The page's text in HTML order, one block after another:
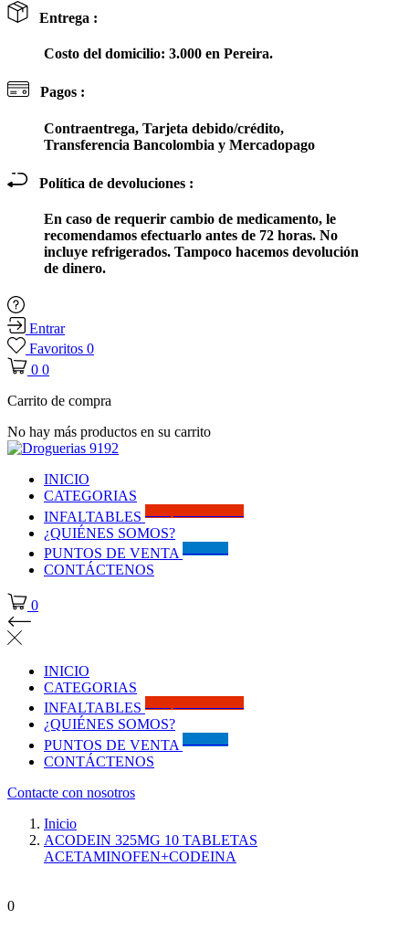
Entrega :
Costo del domicilio: 3.000 en Pereira.
Pagos :
Contraentrega, Tarjeta debido/crédito,
Transferencia Bancolombia y Mercadopago
Política de devoluciones :
En caso de requerir cambio de medicamento, le
recomendamos efectuarlo antes de 72 horas. No
incluye refrigerados. Tampoco hacemos devolución
de dinero.
Entrar
Favoritos 0
0 0
Carrito de compra
No hay más productos en su carrito
INICIO
CATEGORIAS
INFALTABLES
¿QUIÉNES SOMOS?
PUNTOS DE VENTA
CONTÁCTENOS
0
INICIO
CATEGORIAS
INFALTABLES
¿QUIÉNES SOMOS?
PUNTOS DE VENTA
CONTÁCTENOS
Contacte con nosotros
Inicio
ACODEIN 325MG 10 TABLETAS
ACETAMINOFEN+CODEINA
0